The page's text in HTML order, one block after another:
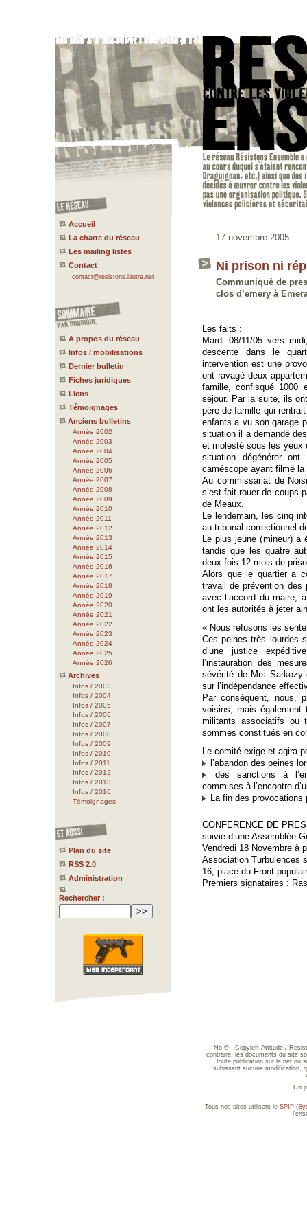
Accueil
La charte du réseau
Les mailing listes
Contact
contact@resistons.lautre.net
A propos du réseau
Infos / mobilisations
Dernier bulletin
Fiches juridiques
Liens
Témoignages
Anciens bulletins
Année 2002
Année 2003
Année 2004
Année 2005
Année 2006
Année 2007
Année 2008
Année 2009
Année 2010
Année 2011
Année 2012
Année 2013
Année 2014
Année 2015
Année 2016
Année 2017
Année 2018
Année 2019
Année 2020
Année 2021
Année 2022
Année 2023
Année 2024
Année 2025
Année 2026
Archives
Infos / 2003
Infos / 2004
Infos / 2005
Infos / 2006
Infos / 2007
Infos / 2008
Infos / 2009
Infos / 2010
Infos / 2011
Infos / 2012
Infos / 2013
Infos / 2016
Témoignages
Plan du site
RSS 2.0
Administration
Rechercher :
17 novembre 2005
Ni prison ni
Communiqué de
clos d’emery à
Les faits :
Mardi 08/11/05 vers
descente dans le
intervention est une
ont ravagé deux
famille, confisqué 1000
séjour. Par la suite, ils
père de famille qui
enfants a vu son garage
situation il a demandé
et molesté sous les yeux
situation dégénérer
caméscope ayant filmé
Au commissariat de
s’est fait rouer de coups
de Meaux.
Le lendemain, les cinq
au tribunal correctionnel
Le plus jeune (mineur) a
tandis que les quatre
deux fois 12 mois de
Alors que le quartier a
travail de prévention
avec l’accord du maire,
ont les autorités à jeter
« Nous refusons les
Ces peines très lourdes
d’une justice
l’instauration des
sévérité de Mrs Sarkozy
sur l’indépendance
Par conséquent, nous,
voisins, mais également
militants associatifs ou
sommes constitués en
Le comité exige et agira
l’abandon des peines
des sanctions à
commises à l’encontre
La fin des provocations
CONFERENCE DE
suivie d’une Assemblée
Vendredi 18 Novembre à
Association Turbulences
16, place du Front
Premiers signataires :
No © - Copyleft Attitude /
contraire, les documents du site
toute publication sur le net ou
subissent aucune modification,
Un
Tous nos sites utilisent le SPIP